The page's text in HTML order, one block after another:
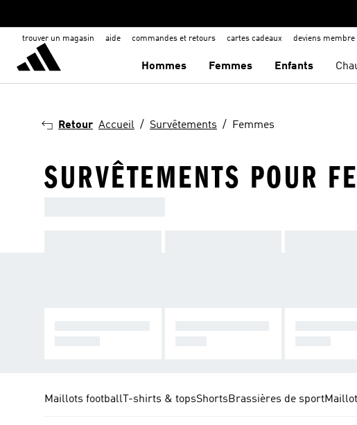
trouver un magasin aide commandes et retours cartes cadeaux deviens membre
Hommes Femmes Enfants
Retour Accueil Survêtements Femmes
SURVÊTEMENTS POUR
Maillots footballT-shirts & topsShortsBrassières de sport